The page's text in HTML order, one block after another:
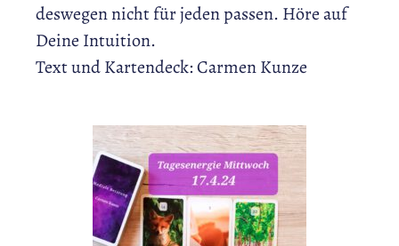
deswegen nicht für jeden passen. Höre auf
Deine Intuition.
Text und Kartendeck: Carmen Kunze